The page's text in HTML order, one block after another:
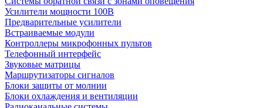
Усилители мощности 100В
Предварительные усилители
Встраиваемые модули
Контроллеры микрофонных пультов
Телефонный интерфейс
Звуковые матрицы
Маршрутизаторы сигналов
Блоки защиты от молнии
Блоки охлаждения и вентиляции